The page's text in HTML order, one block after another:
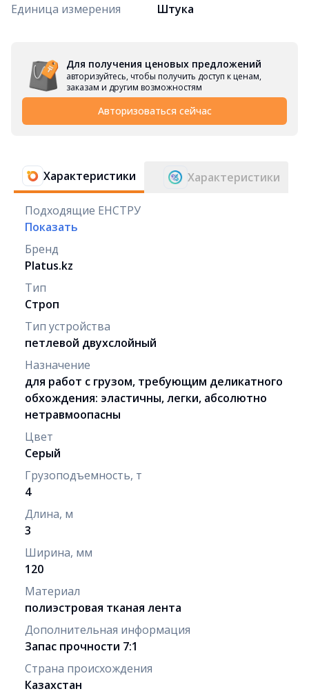
Единица измерения
Штука
Для получения ценовых предложений
авторизуйтесь, чтобы получить доступ к ценам,
заказам и другим возможностям
Авторизоваться сейчас
Характеристики Характеристики
Подходящие ЕНСТРУ
Показать
Бренд
Platus.kz
Тип
Строп
Тип устройства
петлевой двухслойный
Назначение
для работ с грузом, требующим деликатного
обхождения: эластичны, легки, абсолютно
нетравмоопасны
Цвет
Серый
Грузоподъемность, т
4
Длина, м
3
Ширина, мм
120
Материал
полиэстровая тканая лента
Дополнительная информация
Запас прочности 7:1
Страна происхождения
Казахстан